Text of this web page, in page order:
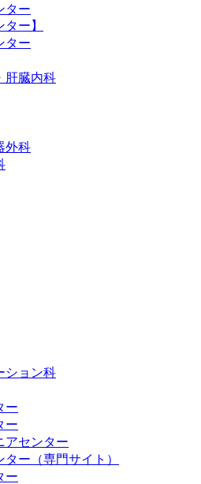
ター
ター】
ター
肝臓内科
外科
ション科
ー
ー
アセンター
ー（専門サイト）
ー